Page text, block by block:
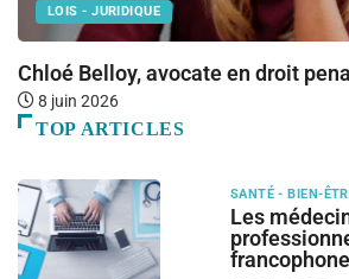
LOIS - JURIDIQUE
Chloé Belloy, avocate en droit
8 juin 2026
TOP ARTICLES
SANTÉ - BIEN-
Les